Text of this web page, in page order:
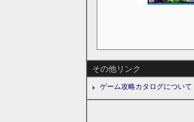
その他リンク
ゲーム攻略カタログについて